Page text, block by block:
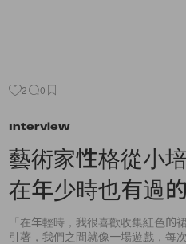
2 0
Interview
藝術家性格從小
在年少時也有過
「在年輕時，我很喜歡收集紅色
引著，我們之間就像一場遊戲，每